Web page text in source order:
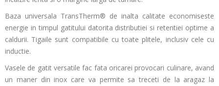
Baza universala TransTherm® de inalta calitate economiseste
energie in timpul gatitului datorita distributiei si retentiei optime a
caldurii. Tigaile sunt compatibile cu toate plitele, inclusiv cele cu
inductie.
Vasele de gatit versatile fac fata oricarei provocari culinare, avand
un maner din inox care va permite sa treceti de la aragaz la